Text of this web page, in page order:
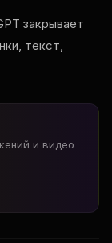
закрывает
текст,
и видео